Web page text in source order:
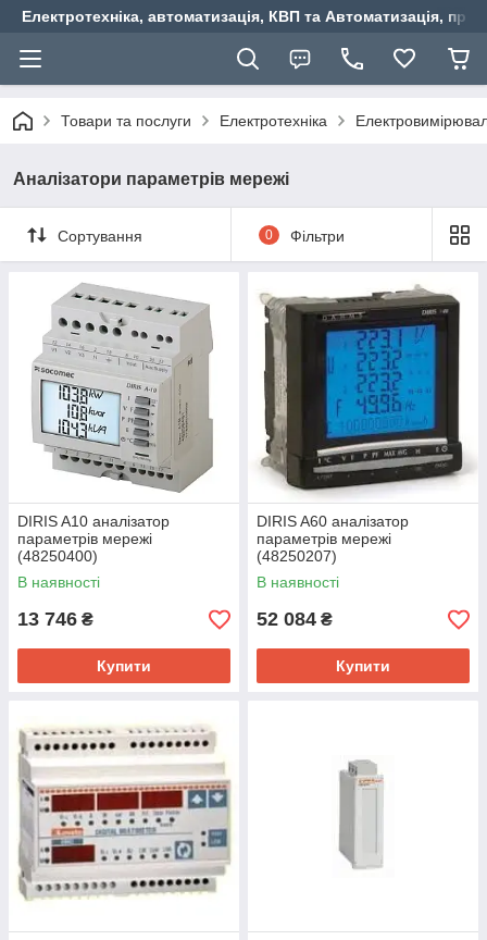
Електротехніка, автоматизація, КВП та Автоматизація,
Товари та послуги Електротехніка
Аналізатори параметрів мережі
Сортування 0 Фільтри
DIRIS A10 аналізатор
параметрів мережі
(48250400)
В наявності
13 746 ₴
Купити
DIRIS A60 аналізатор
параметрів мережі
(48250207)
В наявності
52 084 ₴
Купити